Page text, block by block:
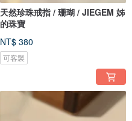
天然珍珠戒指 / 珊瑚 / JIEGEM 姊
的珠寶
NT$ 380
可客製